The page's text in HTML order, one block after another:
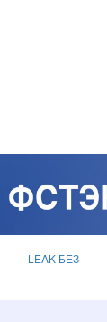
LEAK-БЕЗ